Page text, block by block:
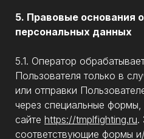
5. Правовые основания
персональных данных
5.1. Оператор
Пользователя только в
или отправки
через специальные
сайте https://tmplfighting.ru.
соответствующие формы